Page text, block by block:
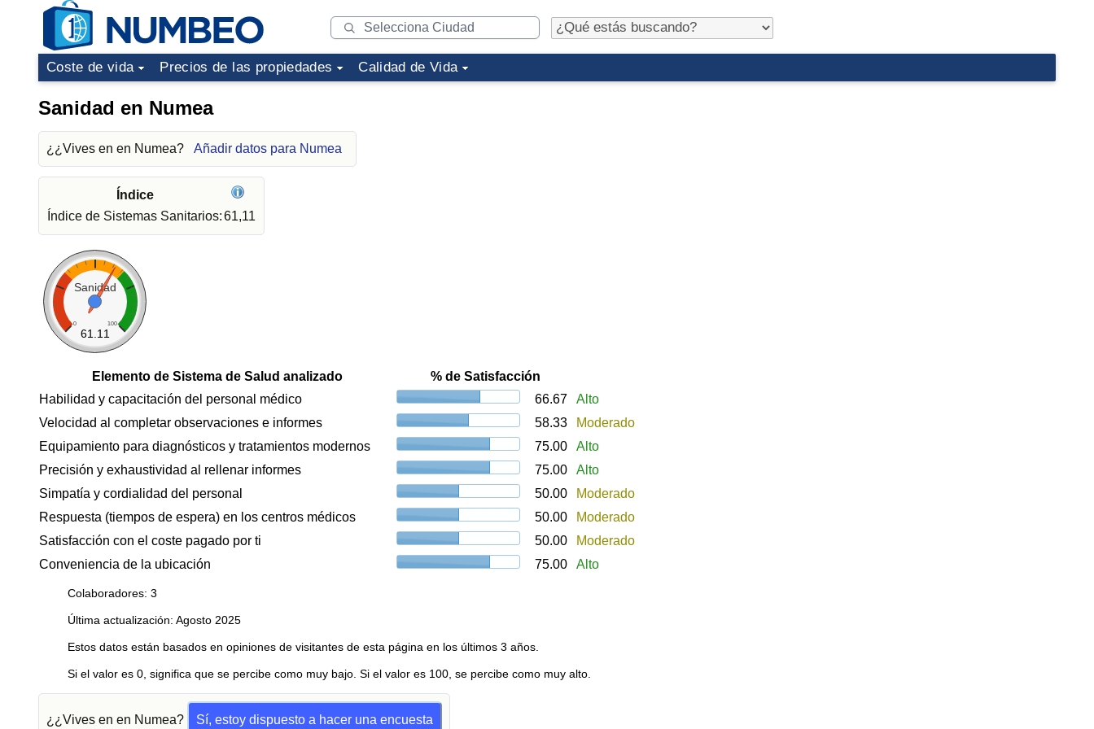
Coste de vida Precios de las propiedades Calidad de Vida
Sanidad en Numea
¿¿Vives en en Numea? Añadir datos para Numea
Índice
Índice de Sistemas Sanitarios:61,11
Sanidad
0 100
61.11
Elemento de Sistema de Salud analizado
% de Satisfacción
Habilidad y capacitación del personal médico
66.67
Alto
Velocidad al completar observaciones e informes
58.33
Moderado
Equipamiento para diagnósticos y tratamientos modernos
75.00
Alto
Precisión y exhaustividad al rellenar informes
75.00
Alto
Simpatía y cordialidad del personal
50.00
Moderado
Respuesta (tiempos de espera) en los centros médicos
50.00
Moderado
Satisfacción con el coste pagado por ti
50.00
Moderado
Conveniencia de la ubicación
75.00 Alto
Colaboradores: 3
Última actualización: Agosto 2025
Estos datos están basados en opiniones de visitantes de esta página en los últimos 3 años.
Si el valor es 0, significa que se percibe como muy bajo. Si el valor es 100, se percibe como muy alto.
¿¿Vives en en Numea? Sí, estoy dispuesto a hacer una encuesta